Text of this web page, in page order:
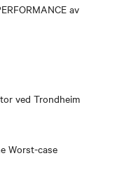
av
ved Trondheim
Worst-case